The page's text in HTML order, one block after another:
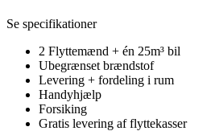
Se specifikationer
2 Flyttemænd + én 25m³ bil
Ubegrænset brændstof
Levering + fordeling i rum
Handyhjælp
Forsiking
Gratis levering af flyttekasser